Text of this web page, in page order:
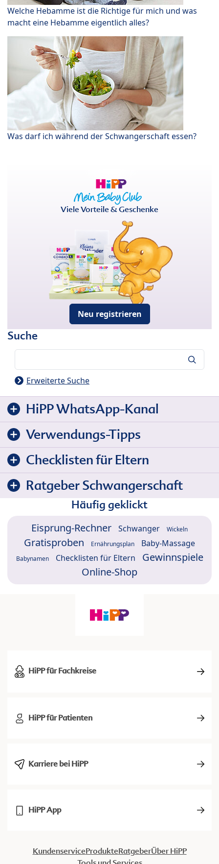
Welche Hebamme ist die Richtige für mich und was
macht eine Hebamme eigentlich alles?
Was darf ich während der Schwangerschaft essen?
Viele Vorteile & Geschenke
Neu registrieren
Suche
Erweiterte Suche
HiPP WhatsApp-Kanal
Verwendungs-Tipps
Checklisten für Eltern
Ratgeber Schwangerschaft
Häufig geklickt
Eisprung-Rechner Schwanger Wickeln
Gratisproben Ernährungsplan Baby-Massage
Babynamen Checklisten für Eltern
Gewinnspiele
Online-Shop
HiPP für Fachkreise
HiPP für Patienten
Karriere bei HiPP
HiPP App
KundenserviceProdukteRatgeberÜber HiPP